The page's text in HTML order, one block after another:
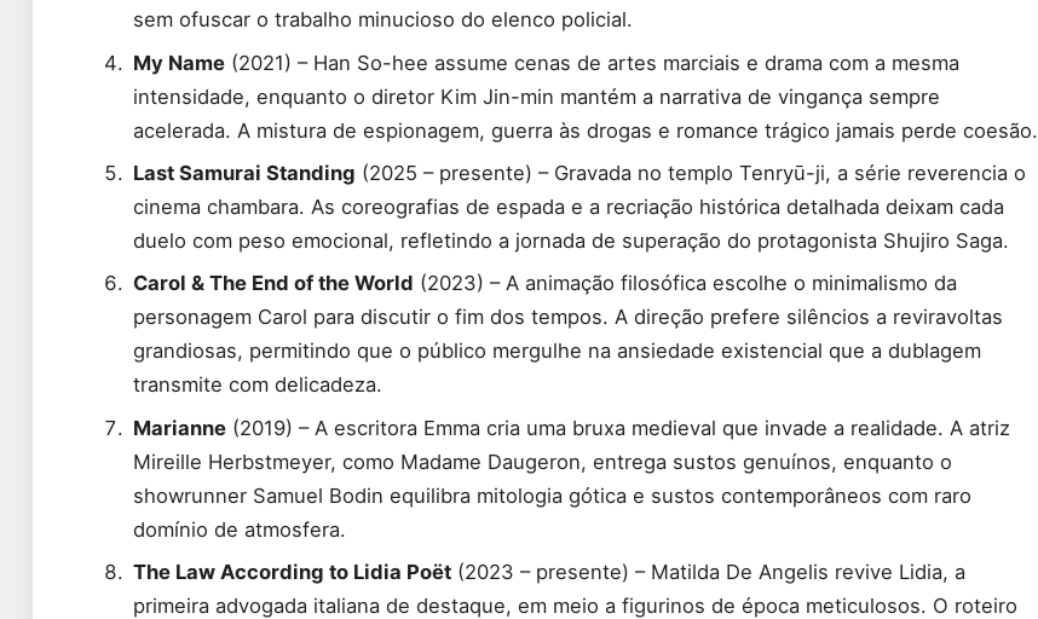
sem ofuscar o trabalho minucioso do elenco policial.
My Name (2021) – Han So-hee assume cenas de artes marciais e drama com a mesma
intensidade, enquanto o diretor Kim Jin-min mantém a narrativa de vingança sempre
acelerada. A mistura de espionagem, guerra às drogas e romance trágico jamais perde coesão.
Last Samurai Standing (2025 – presente) – Gravada no templo Tenryū-ji, a série reverencia o
cinema chambara. As coreografias de espada e a recriação histórica detalhada deixam cada
duelo com peso emocional, refletindo a jornada de superação do protagonista Shujiro Saga.
Carol & The End of the World (2023) – A animação filosófica escolhe o minimalismo da
personagem Carol para discutir o fim dos tempos. A direção prefere silêncios a reviravoltas
grandiosas, permitindo que o público mergulhe na ansiedade existencial que a dublagem
transmite com delicadeza.
Marianne (2019) – A escritora Emma cria uma bruxa medieval que invade a realidade. A atriz
Mireille Herbstmeyer, como Madame Daugeron, entrega sustos genuínos, enquanto o
showrunner Samuel Bodin equilibra mitologia gótica e sustos contemporâneos com raro
domínio de atmosfera.
The Law According to Lidia Poët (2023 – presente) – Matilda De Angelis revive Lidia, a
primeira advogada italiana de destaque, em meio a figurinos de época meticulosos. O roteiro